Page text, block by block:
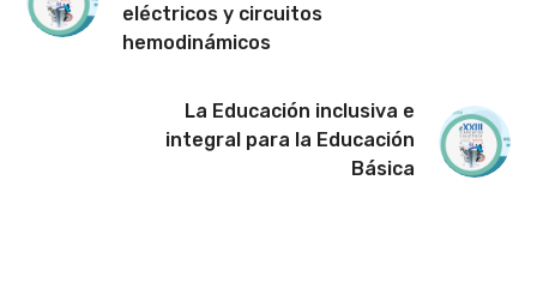
eléctricos y circuitos
hemodinámicos
La Educación inclusiva e
integral para la Educación
Básica